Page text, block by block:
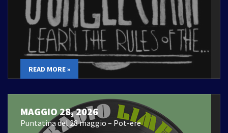
READ MORE »
MAGGIO 28, 2026
Puntatina del 28 maggio – Pot-ere